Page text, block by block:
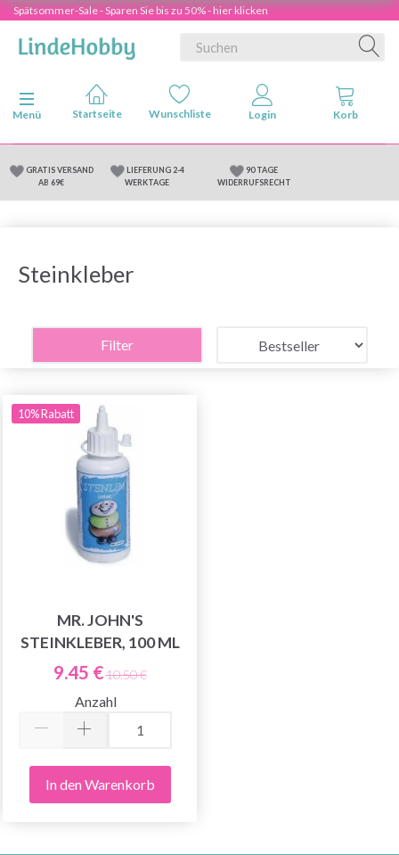
Spätsommer-Sale - Sparen Sie bis zu 50% - hier klicken
Anzeige ändern
Menü
GRATIS VERSAND
AB 69€
LIEFERUNG 2-4
WERKTAGE
90 TAGE
WIDERRUFSRECHT
Steinkleber
Filter
10% Rabatt
MR. JOHN'S
STEINKLEBER, 100 ML
9.45 €10.50 €
Anzahl
In den Warenkorb